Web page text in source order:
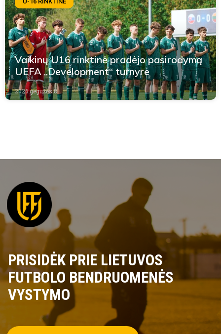
Vaikinų U16 rinktinė pradėjo pasirodymą
UEFA „Development“ turnyre
2026 gegužės 8
PRISIDĖK PRIE LIETUVOS
FUTBOLO BENDRUOMENĖS
VYSTYMO